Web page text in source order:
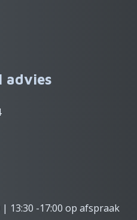
advies
| 13:30 -17:00 op afspraak